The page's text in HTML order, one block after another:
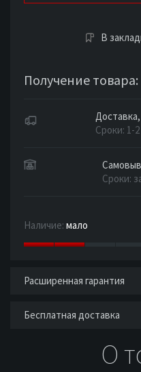
В
Получение товара:
Сроки: 1-
Сроки:
Наличие: мало
Расширенная гарантия
Бесплатная доставка
О